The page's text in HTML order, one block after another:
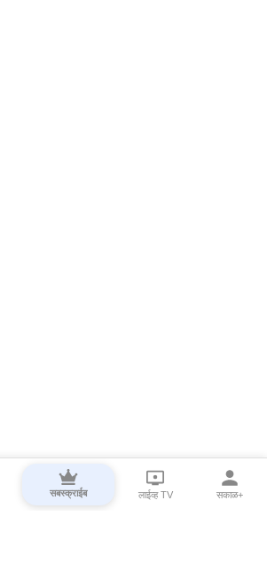
सबस्क्राईब लाईव्ह TV सकाळ+